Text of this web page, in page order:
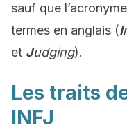
sauf que
termes en anglais (I
et Judging).
Les traits
INFJ